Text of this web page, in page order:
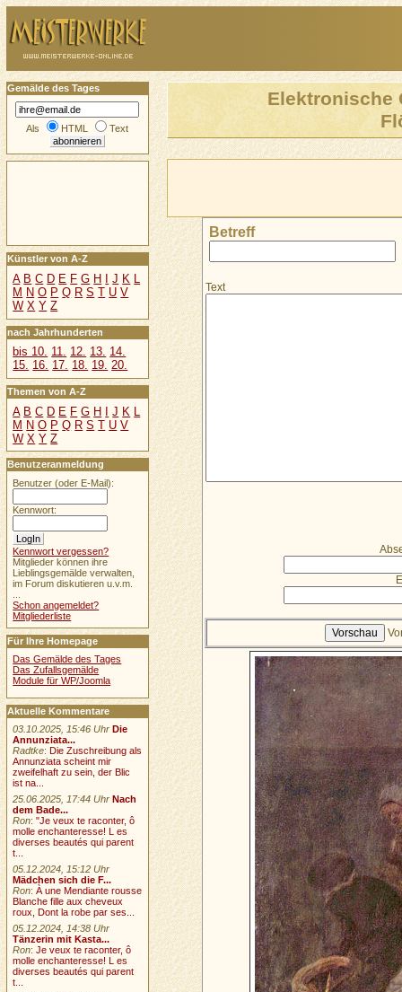
Elektronische
Betreff
Text
Gemälde des Tages
Als HTML Text
Künstler von A-Z
A B C D E F G H J K L
M N O P Q R S T U V
W X Y Z
nach Jahrhunderten
bis 10. 11. 12. 13. 14.
15. 16. 17. 18. 19. 20.
Themen von A-Z
A B C D E F G H I J K L
M N O P Q R S T U V
W X Y Z
Benutzeranmeldung
Benutzer (oder E-Mail):
Kennwort:
Kennwort vergessen?
Mitglieder können ihre
Lieblingsgemälde verwalten,
im Forum diskutieren u.v.m.
Schon angemeldet?
Mitgliederliste
Für Ihre Homepage
Das Gemälde des Tages
Das Zufallsgemälde
Module für WP/Joomla
Aktuelle Kommentare
03.10.2025, 15:46 Uhr Die
Annunziata...
Radtke: Die Zuschreibung als
Annunziata scheint mir
zweifelhaft zu sein, der Blic
ist na...
25.06.2025, 17:44 Uhr Nach
dem Bade...
Ron:"Je veux te raconter, ô
molle enchanteresse! L es
diverses beautés qui parent
t...
05.12.2024, 15:12 Uhr
Mädchen sich die F...
Ron:À une Mendiante rousse
Blanche fille aux cheveux
roux, Dont la robe par ses...
05.12.2024, 14:38 Uhr
Tänzerin mit Kasta...
Ron:Je veux te raconter, ô
molle enchanteresse! L es
diverses beautés qui parent
t...